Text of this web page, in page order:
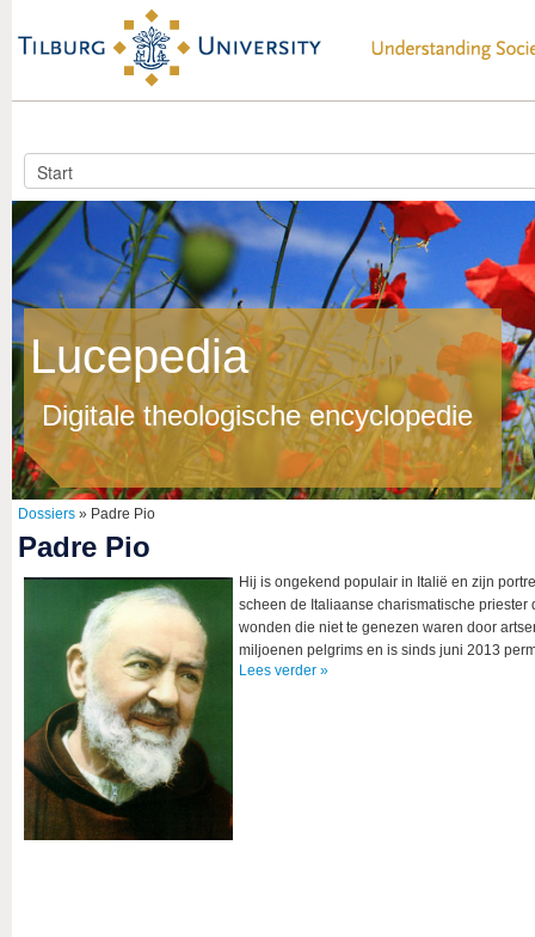
Lucepedia
Digitale theologische encyclopedie
Dossiers » Padre Pio
Padre Pio
Hij is ongekend populair in Italië en zijn
scheen de Italiaanse charismatische priester
wonden die niet te genezen waren door
miljoenen pelgrims en is sinds juni 2013
Lees verder »